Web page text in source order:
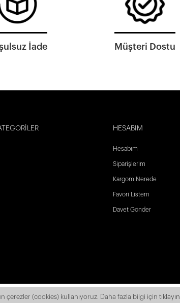
İade Müşteri Dostu
HESABIM
Hesabım
Siparişlerim
Kargom Nerede
Favori Listem
Davet Gönder
çerezler (cookies) kullanıyoruz. Daha fazla bilgi için tıklayın